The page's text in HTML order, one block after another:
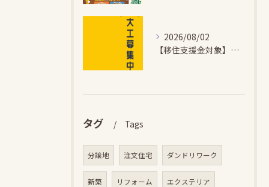
2026/08/02
【移住支援金対象】【未経験歓迎】大多喜町で「見えないところも...
タグ Tags
分譲地 注文住宅 ダンドリワーク
新築 リフォーム エクステリア